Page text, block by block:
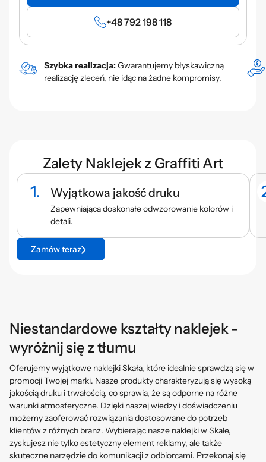
+48 792 198 118
Szybka realizacja:Gwarantujemy błyskawiczną
realizację zleceń, nie idąc na żadne kompromisy.
Zalety Naklejek z Graffiti Art
Wyjątkowa jakość druku
Zapewniająca doskonałe odwzorowanie kolorów i
detali.
Zamów teraz
Niestandardowe kształty naklejek -
wyróżnij się z tłumu
Oferujemy wyjątkowe naklejki Skała, które idealnie sprawdzą się w
promocji Twojej marki. Nasze produkty charakteryzują się wysoką
jakością druku i trwałością, co sprawia, że są odporne na różne
warunki atmosferyczne. Dzięki naszej wiedzy i doświadczeniu
możemy zaoferować rozwiązania dostosowane do potrzeb
klientów z różnych branż. Wybierając nasze naklejki w Skale,
zyskujesz nie tylko estetyczny element reklamy, ale także
skuteczne narzędzie do komunikacji z odbiorcami. Przekonaj się